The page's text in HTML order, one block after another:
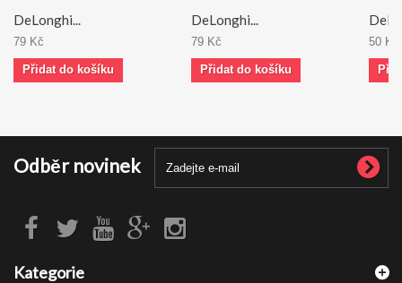
DeLonghi...
79 Kč
Přidat do košíku
DeLonghi...
79 Kč
Přidat do košíku
50 Kč
Odběr novinek
Kategorie